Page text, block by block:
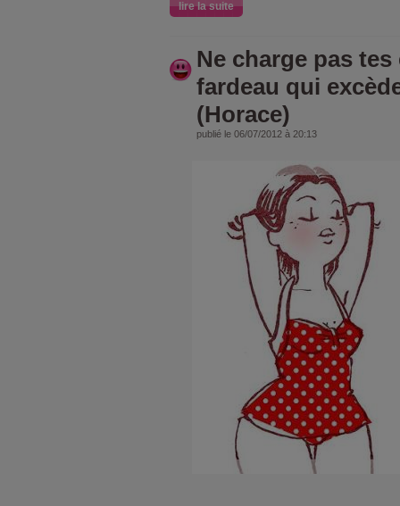
lire la suite
Ne charge pas
fardeau qui
(Horace)
publié le 06/07/2012 à 20:13